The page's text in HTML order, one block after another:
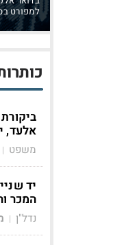
למפורט בסעיף 10
אלעד,
משפט |
יד
המכר
נדל"ן |